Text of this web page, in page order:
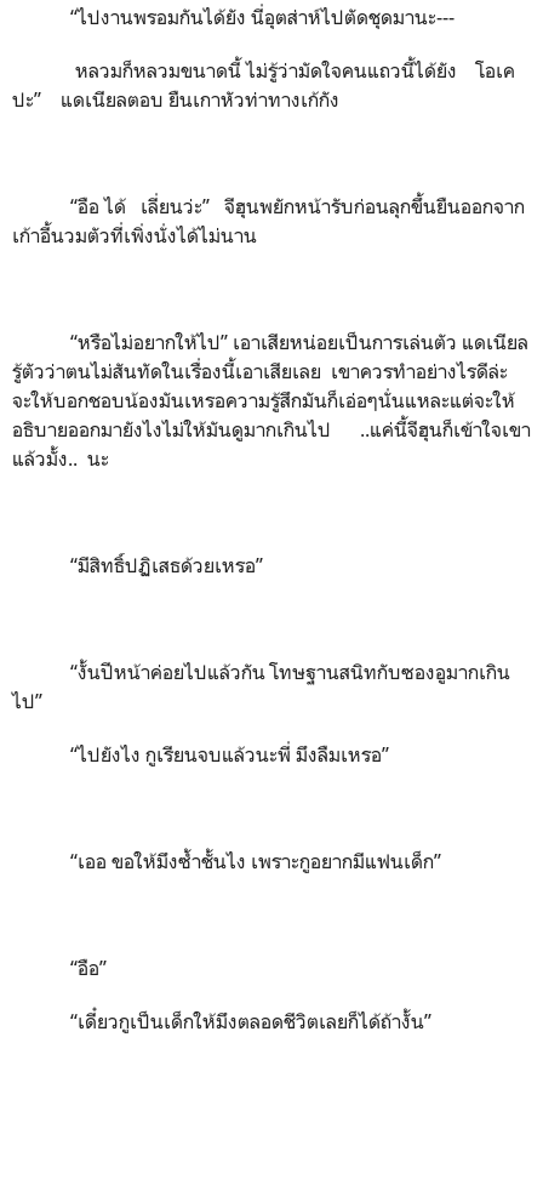
“ไปงานพรอมกันได้ยัง นี่อุตส่าห์ไปตัดชุดมานะ---
หลวมก็หลวมขนาดนี้ ไม่รู้ว่ามัดใจคนแถวนี้ได้ยัง โอเค
ปะ” แดเนียลตอบ ยืนเกาหัวท่าทางเก้กัง
“อือ ได้ เลี่ยนว่ะ” จีฮุนพยักหน้ารับก่อนลุกขึ้นยืนออกจาก
เก้าอี้นวมตัวที่เพิ่งนั่งได้ไม่นาน
“หรือไม่อยากให้ไป” เอาเสียหน่อยเป็นการเล่นตัว แดเนียล
รู้ตัวว่าตนไม่สันทัดในเรื่องนี้เอาเสียเลย เขาควรทำอย่างไรดีล่ะ
จะให้บอกชอบน้องมันเหรอความรู้สึกมันก็เอ่อๆนั่นแหละแต่จะให้
อธิบายออกมายังไงไม่ให้มันดูมากเกินไป ..แค่นี้จีฮุนก็เข้าใจเขา
แล้วมั้ง.. นะ
“มีสิทธิ์ปฏิเสธด้วยเหรอ”
“งั้นปีหน้าค่อยไปแล้วกัน โทษฐานสนิทกับซองอูมากเกิน
ไป”
“ไปยังไง กูเรียนจบแล้วนะพี่ มึงลืมเหรอ”
“เออ ขอให้มึงซ้ำชั้นไง เพราะกูอยากมีแฟนเด็ก”
“อือ”
“เดี๋ยวกูเป็นเด็กให้มึงตลอดชีวิตเลยก็ได้ถ้างั้น”